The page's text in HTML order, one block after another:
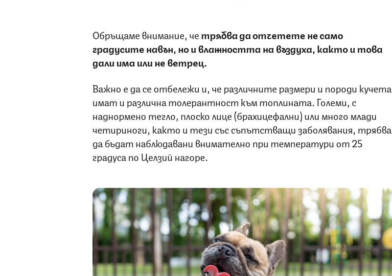
Обръщаме внимание, че трябва да отчетете не само
градусите навън, но и влажността на въздуха, както и това
дали има или не ветрец.
Важно е да се отбележи и, че различните размери и породи кучета
имат и различна толерантност към топлината. Големи, с
наднормено тегло, плоско лице (брахицефални) или много млади
четириноги, както и тези със съпътстващи заболявания, трябва
да бъдат наблюдавани внимателно при температури от 25
градуса по Целзий нагоре.